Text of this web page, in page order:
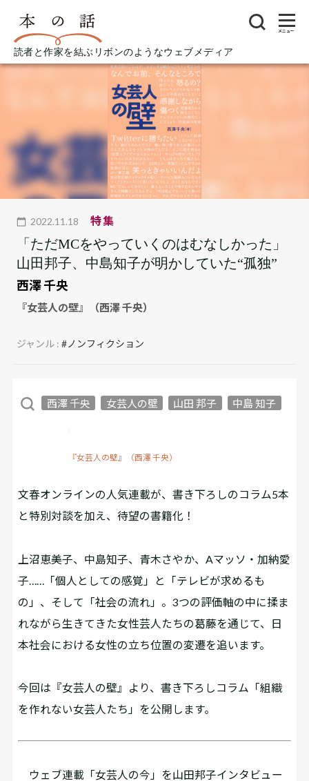
読者と作家を結ぶリボンのようなウェブメディア
メニュー
2022.11.18 特集
「ただMCをやっていくのはむなしかった」
山田邦子、中島知子が明かしていた“孤独”
西澤 千央
『女芸人の壁』（西澤 千央）
ジャンル :#ノンフィクション
西澤 千央 女芸人の壁 山田 邦子 中島 知子
『女芸人の壁』（西澤 千央）
文春オンラインの人気連載が、書き下ろしのコラム5本
と特別対談を加え、待望の書籍化！
上沼恵美子、中島知子、青木さやか、Aマッソ・加納愛
子……「個人としての感覚」と「テレビが求めるも
の」、そして「社会の流れ」。3つの評価軸の中に揉ま
れながら生きてきた女性芸人たちの葛藤を通じて、日
本社会における女性の立ち位置の変遷を追います。
今回は『女芸人の壁』より、書き下ろしコラム「組織
を作れない女芸人たち」を公開します。
ウェブ連載「女芸人の今」を山田邦子インタビュー